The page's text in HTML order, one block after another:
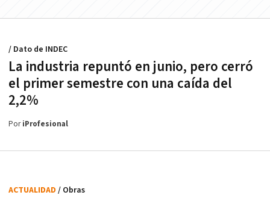
La industria repuntó en junio, pero cerró
el primer semestre con una caída del
2,2%
/ Dato de INDEC
PoriProfesional
ACTUALIDAD / Obras